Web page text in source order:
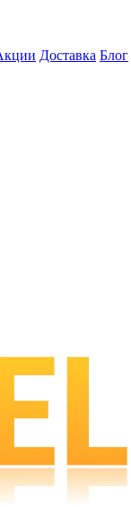
Доставка Блог